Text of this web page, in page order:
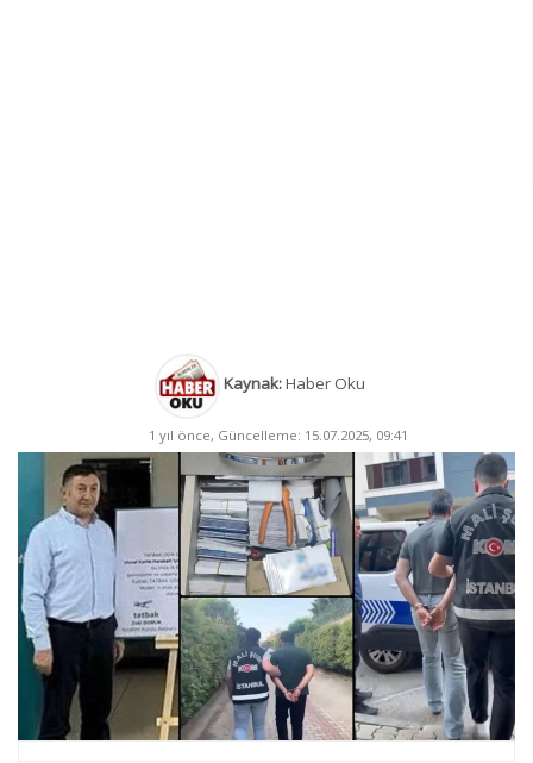
Kaynak:Haber Oku
1 yıl önce, Güncelleme: 15.07.2025, 09:41